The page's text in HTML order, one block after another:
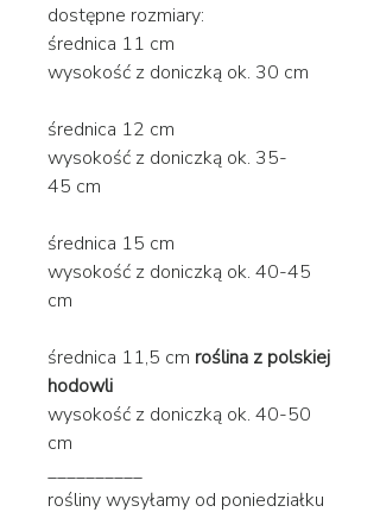
dostępne rozmiary:
średnica 11 cm
wysokość z doniczką ok. 30 cm
średnica 12 cm
wysokość z doniczką ok. 35-
45 cm
średnica 15 cm
wysokość z doniczką ok. 40-45
cm
średnica 11,5 cm roślina z polskiej
hodowli
wysokość z doniczką ok. 40-50
cm
__________
rośliny wysyłamy od poniedziałku